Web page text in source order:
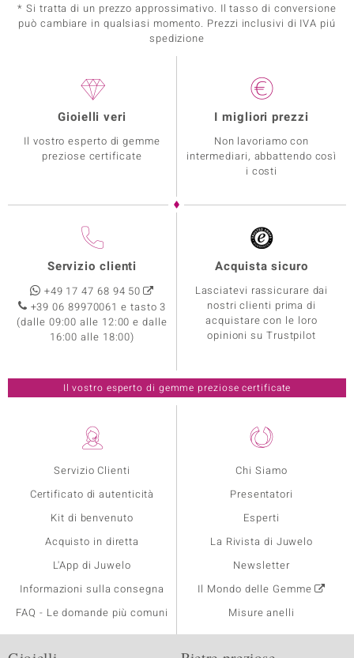
* Si tratta di un prezzo approssimativo. Il tasso di conversione
può cambiare in qualsiasi momento. Prezzi inclusivi di IVA piú
spedizione
Servizio Clienti
Certificato di autenticità
Kit di benvenuto
Acquisto in diretta
L'App di Juwelo
Informazioni sulla consegna
FAQ - Le domande più comuni
Chi Siamo
Presentatori
Esperti
La Rivista di Juwelo
Newsletter
Il Mondo delle Gemme
Misure anelli
Gioielli veri
Il vostro esperto di gemme
preziose certificate
I migliori prezzi
Non lavoriamo con
intermediari, abbattendo così
i costi
Servizio clienti
+49 17 47 68 94 50
+39 06 89970061 e tasto 3
(dalle 09:00 alle 12:00 e dalle
16:00 alle 18:00)
Acquista sicuro
Lasciatevi rassicurare dai
nostri clienti prima di
acquistare con le loro
opinioni su Trustpilot
Il vostro esperto di gemme preziose certificate